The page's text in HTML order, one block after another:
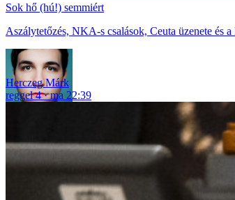
Sok hő (hú!) semmiért
Aszálytetőzés, NKA-s csalások, Ceuta üzenete és
Herczeg Márk
reggel 4
ma 22:39